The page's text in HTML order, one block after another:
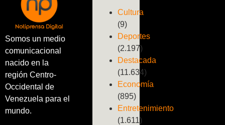
Somos un medio
comunicacional
nacido en la
región Centro-
Occidental de
Venezuela para el
mundo.
Cultura
(9)
Deportes
(2.197)
Destacada
(11.634)
Economía
(895)
Entretenimiento
(1.611)